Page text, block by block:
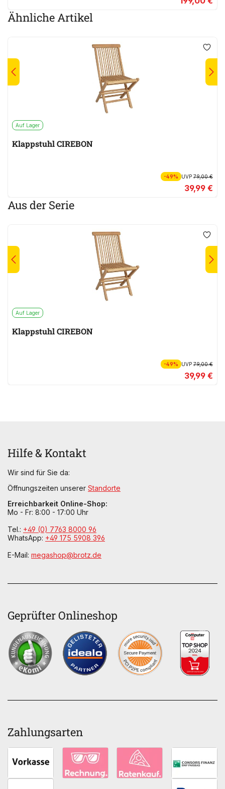
Ähnliche Artikel
Auf Lager
Klappstuhl CIREBON
-49% UVP79,00 €
39,99 €
Aus der Serie
Auf Lager
Klappstuhl CIREBON
-49% UVP79,00 €
39,99 €
Hilfe & Kontakt
Wir sind für Sie da:
Öffnungszeiten unserer Standorte
Erreichbarkeit Online-Shop:
Mo - Fr: 8:00 - 17:00 Uhr
Tel.: +49 (0) 7763 8000 96
WhatsApp: +49 175 5908 396
E-Mail: megashop@brotz.de
Geprüfter Onlineshop
Zahlungsarten